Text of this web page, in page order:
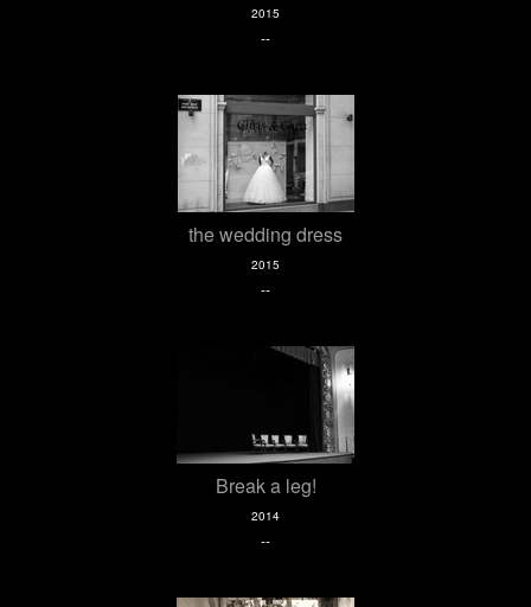
2015
--
the wedding dress
2015
--
Break a leg!
2014
--